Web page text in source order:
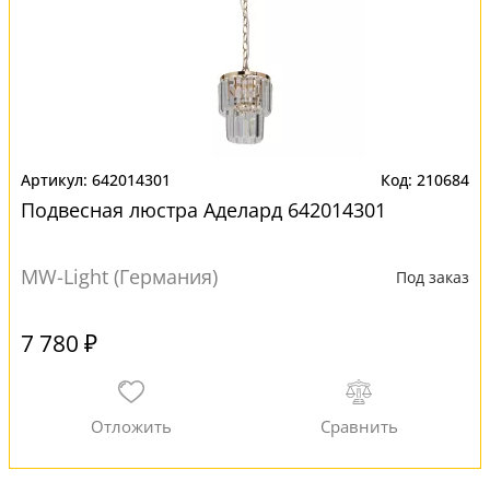
642014301 210684
Подвесная люстра Аделард 642014301
MW-Light (Германия) Под заказ
7 780 ₽